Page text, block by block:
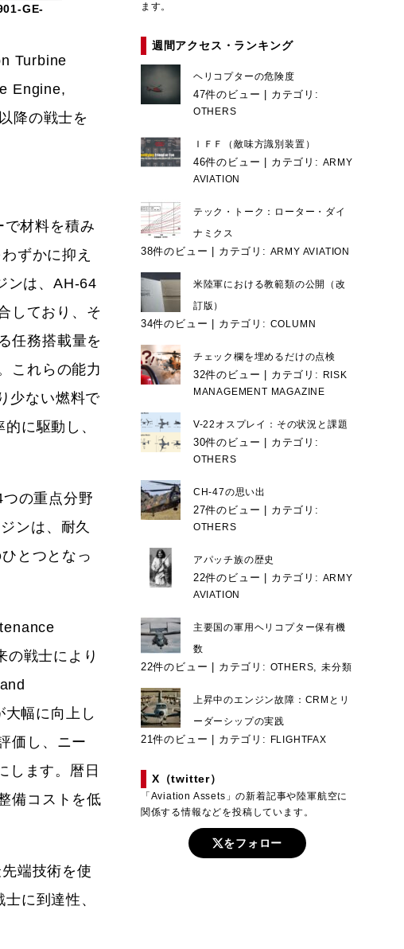
GE-
Turbine
Engine,
降の戦士を
材料を積み
ずかに抑え
ンは、AH-64
しており、そ
任務搭載量を
これらの能力
少ない燃料で
に駆動し、
の重点分野
ンは、耐久
とつとなっ
戦士により
幅に向上し
価し、ニー
します。暦日
備コストを低
端技術を使
に到達性、
ます。
週間アクセス・ランキング
ヘリコプターの危険度
47件のビュー カテゴリ:
OTHERS
ＩＦＦ（敵味方識別装置）
46件のビュー カテゴリ: ARMY
AVIATION
テック・トーク：ローター・ダイ
ナミクス
38件のビュー カテゴリ: ARMY AVIATION
米陸軍における教範類の公開（改
訂版）
34件のビュー カテゴリ: COLUMN
チェック欄を埋めるだけの点検
32件のビュー カテゴリ:
RISK
MANAGEMENT MAGAZINE
V-22オスプレイ：その状況と課題
30件のビュー カテゴリ:
OTHERS
CH-47の思い出
27件のビュー カテゴリ:
OTHERS
アパッチ族の歴史
22件のビュー カテゴリ: ARMY
AVIATION
主要国の軍用ヘリコプター保有機
数
22件のビュー カテゴリ: OTHERS,未分類
上昇中のエンジン故障：CRMとリ
ーダーシップの実践
21件のビュー カテゴリ: FLIGHTFAX
X（twitter）
「Aviation Assets」の新着記事や陸軍航空に
関係する情報などを投稿しています。
をフォロー